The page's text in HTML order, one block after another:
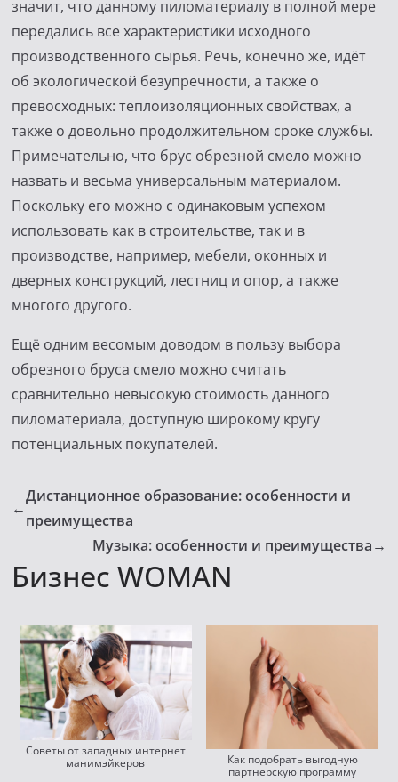
значит, что данному пиломатериалу в полной мере
передались все характеристики исходного
производственного сырья. Речь, конечно же, идёт
об экологической безупречности, а также о
превосходных: теплоизоляционных свойствах, а
также о довольно продолжительном сроке службы.
Примечательно, что брус обрезной смело можно
назвать и весьма универсальным материалом.
Поскольку его можно с одинаковым успехом
использовать как в строительстве, так и в
производстве, например, мебели, оконных и
дверных конструкций, лестниц и опор, а также
многого другого.
Ещё одним весомым доводом в пользу выбора
обрезного бруса смело можно считать
сравнительно невысокую стоимость данного
пиломатериала, доступную широкому кругу
потенциальных покупателей.
←
Дистанционное образование: особенности и
преимущества
Музыка: особенности и преимущества→
Бизнес WOMAN
Советы от западных интернет
манимэйкеров
Как подобрать выгодную
партнерскую программу